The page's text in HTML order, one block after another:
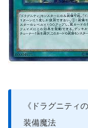
《ドラグニティ
装備魔法